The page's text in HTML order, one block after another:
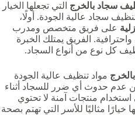
سجاد بالخرج التي تجعلها الخيار
سجاد عالية الجودة. أولًا،
على فريق متخصص ومدرب
الفريق يمتلك الخبرة
كل نوع من أنواع السجاد.
مواد تنظيف عالية الجودة
عدم حدوث أي ضرر للسجاد أثناء
منتجات آمنة لا تحتوي
خيارًا مثاليًا للأسر التي تهتم بصحة